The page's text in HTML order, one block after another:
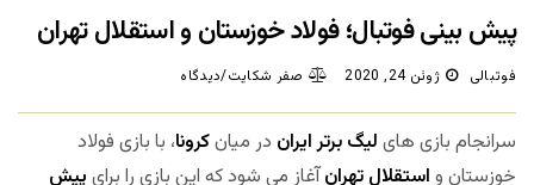
پیش بینی فوتبال؛ فولاد خوزستان و استقلال تهران
فوتبالی ژوئن 24, 2020 صفر شکایت/دیدگاه
سرانجام بازی های لیگ برتر ایران در میانکرونا، با بازی فولاد
خوزستان و استقلال تهرانآغاز می شود که این بازی را برای پیش